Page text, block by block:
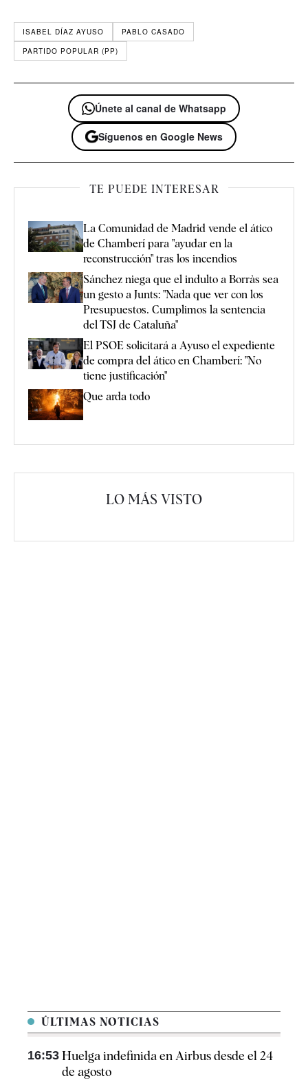
ISABEL DÍAZ AYUSO
PABLO CASADO
PARTIDO POPULAR (PP)
Únete al canal de Whatsapp
Síguenos en Google News
TE PUEDE INTERESAR
La Comunidad de Madrid vende el ático
de Chamberí para "ayudar en la
reconstrucción" tras los incendios
Sánchez niega que el indulto a Borràs sea
un gesto a Junts: "Nada que ver con los
Presupuestos. Cumplimos la sentencia
del TSJ de Cataluña"
El PSOE solicitará a Ayuso el expediente
de compra del ático en Chamberí: "No
tiene justificación"
Que arda todo
LO MÁS VISTO
ÚLTIMAS NOTICIAS
16:53 Huelga indefinida en Airbus desde el 24
de agosto